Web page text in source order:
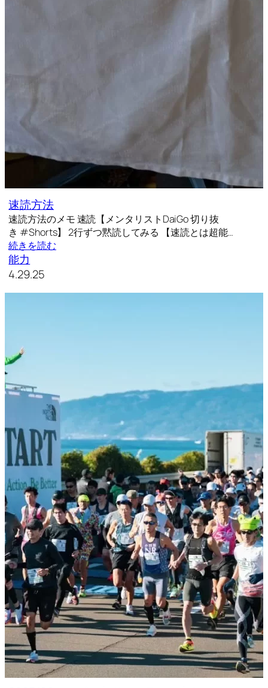
速読方法
速読方法のメモ 速読【メンタリストDaiGo 切り抜
き #Shorts】 2行ずつ黙読してみる 【速読とは超能…
続きを読む
能力
4.29.25